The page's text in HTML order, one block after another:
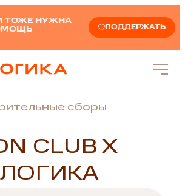
ТОЖЕ НУЖНА
ПОДДЕРЖАТЬ
сборы
CLUB X